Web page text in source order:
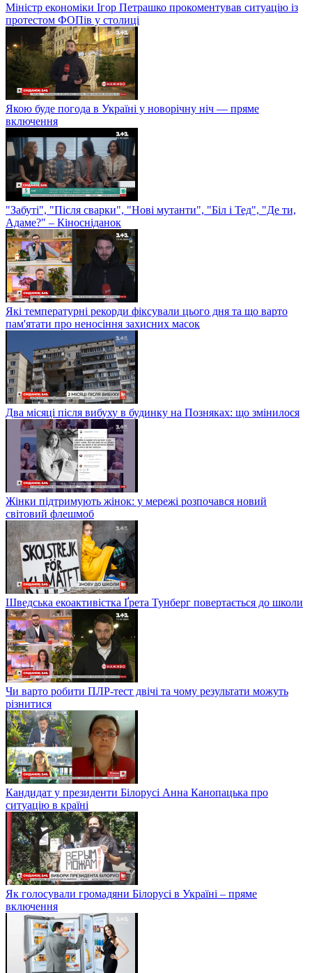
Міністр економіки Ігор Петрашко прокоментував ситуацію із
протестом ФОПів у столиці
Якою буде погода в Україні у новорічну ніч — пряме
включення
"Забуті", "Після сварки", "Нові мутанти", "Біл і Тед", "Де ти,
Адаме?" – Кіносніданок
Які температурні рекорди фіксували цього дня та що варто
пам'ятати про неносіння захисних масок
Два місяці після вибуху в будинку на Позняках: що змінилося
Жінки підтримують жінок: у мережі розпочався новий
світовий флешмоб
Шведська екоактивістка Ґрета Тунберг повертається до школи
Чи варто робити ПЛР-тест двічі та чому результати можуть
різнитися
Кандидат у президенти Білорусі Анна Канопацька про
ситуацію в країні
Як голосували громадяни Білорусі в Україні – пряме
включення